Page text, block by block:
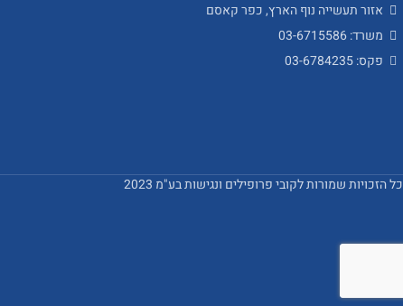
אזור תעשייה נוף הארץ, כפר קאסם
משרד: 03-6715586
פקס: 03-6784235
כל הזכויות שמורות לקובי פרופילים ונגישות בע"מ 2023